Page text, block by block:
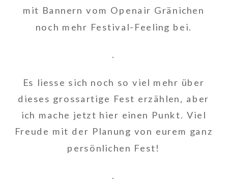
mit Bannern vom Openair Gränichen
noch mehr Festival-Feeling bei.
Es liesse sich noch so viel mehr über
dieses grossartige Fest erzählen, aber
ich mache jetzt hier einen Punkt. Viel
Freude mit der Planung von eurem ganz
persönlichen Fest!